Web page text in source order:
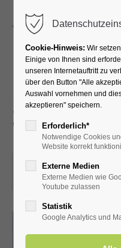
Führung
13.09.2025, 14:30
ORT:
Cookie-Hinweis: Wir
Einige von Ihnen sind
unseren Internetauftritt zu
über den Button "Alle
Auswahl vornehmen und
akzeptieren" speichern.
Erforderlich*
Notwendige Cookies
Website korrekt
Externe Medien
Externe Medien wie
Youtube zulassen
Statistik
Google Analytics und